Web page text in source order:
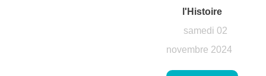
l'Histoire
samedi 02
novembre 2024